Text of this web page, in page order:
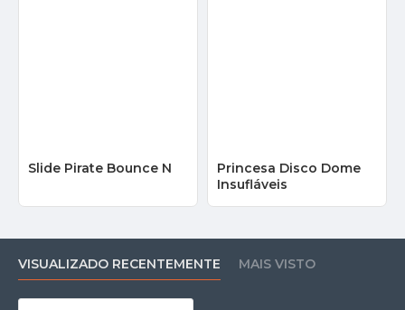
Slide Pirate Bounce N
Princesa Disco Dome
Insufláveis
VISUALIZADO RECENTEMENTE MAIS VISTO